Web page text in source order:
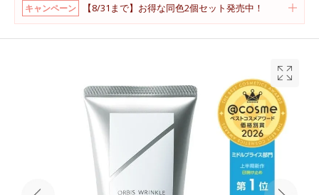
キャンペーン 【8/31まで】お得な同色2個セット発売中！